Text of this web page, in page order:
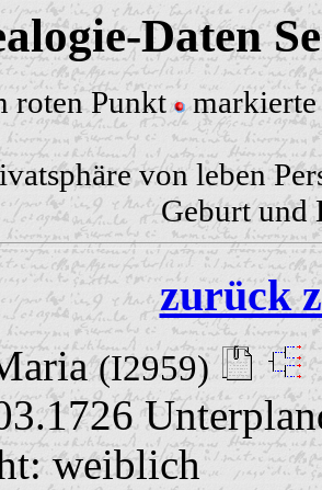
Daten
roten Punkt markierte
von leben
Geburt und
zurück
(I2959)
weiblich